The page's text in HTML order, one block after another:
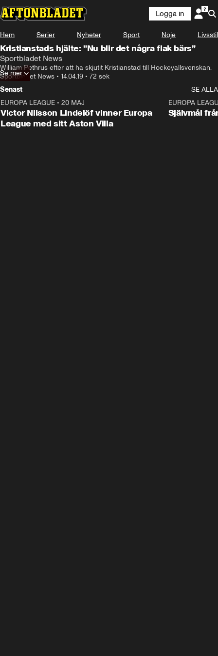
Logga in
Hem Serier Nyheter Sport Nöje Livsstil
Kristianstads hjälte: ”Nu blir det några flak bärs”
Sportbladet News
William Pethrus efter att ha skjutit Kristianstad till Hockeyallsvenskan.
Sportbladet News • 14.04.19 • 72 sek
Se mer
Senast
SE ALLA
EUROPA LEAGUE • 20 MAJ
Victor Nilsson Lindelöf vinner Europa
League med sitt Aston Villa
EUROPA
Självmål